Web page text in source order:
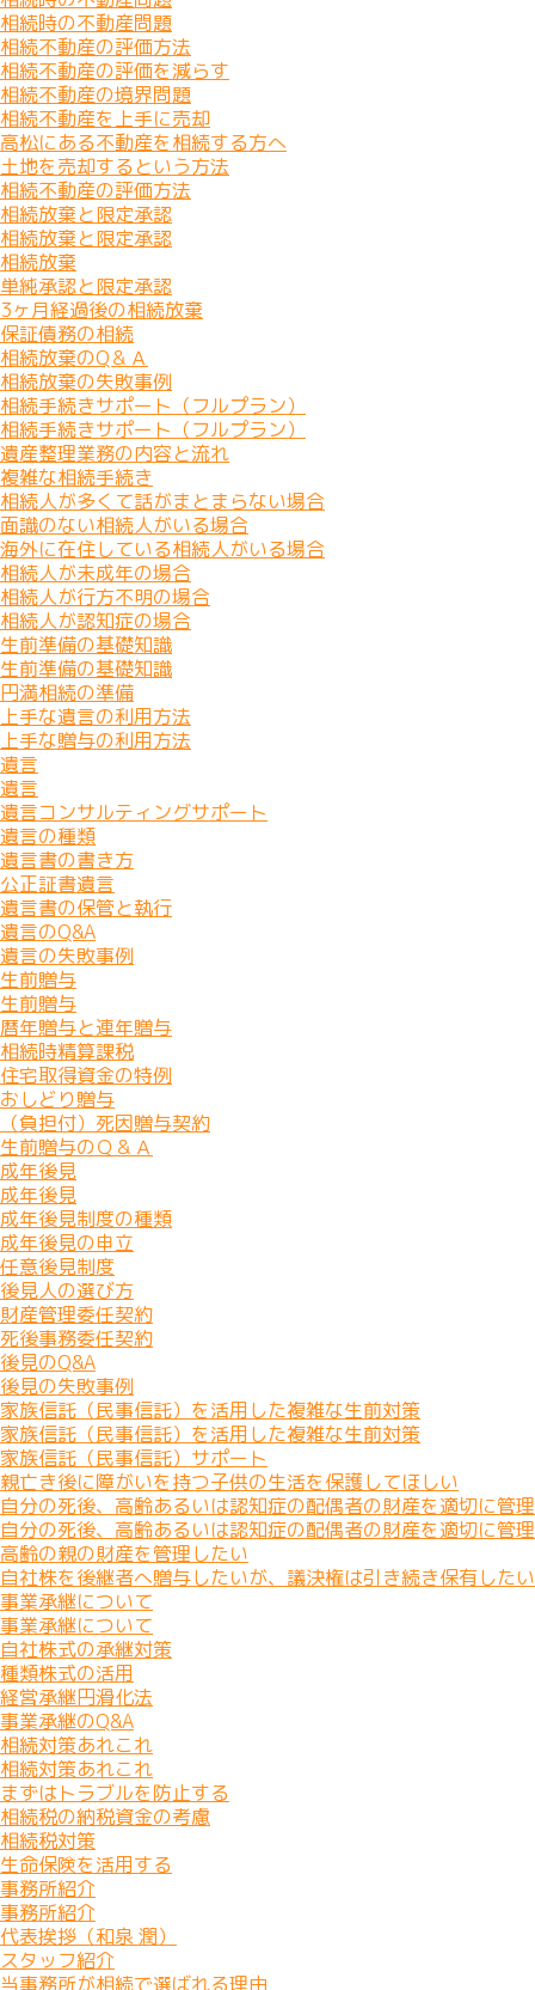
相続時の不動産問題
相続不動産の評価方法
相続不動産の評価を減らす
相続不動産の境界問題
相続不動産を上手に売却
高松にある不動産を相続する方へ
土地を売却するという方法
相続不動産の評価方法
相続放棄と限定承認
相続放棄と限定承認
相続放棄
単純承認と限定承認
3ヶ月経過後の相続放棄
保証債務の相続
相続放棄のQ＆Ａ
相続放棄の失敗事例
相続手続きサポート（フルプラン）
相続手続きサポート（フルプラン）
遺産整理業務の内容と流れ
複雑な相続手続き
相続人が多くて話がまとまらない場合
面識のない相続人がいる場合
海外に在住している相続人がいる場合
相続人が未成年の場合
相続人が行方不明の場合
相続人が認知症の場合
生前準備の基礎知識
生前準備の基礎知識
円満相続の準備
上手な遺言の利用方法
上手な贈与の利用方法
遺言
遺言
遺言コンサルティングサポート
遺言の種類
遺言書の書き方
公正証書遺言
遺言書の保管と執行
遺言のQ&A
遺言の失敗事例
生前贈与
生前贈与
暦年贈与と連年贈与
相続時精算課税
住宅取得資金の特例
おしどり贈与
（負担付）死因贈与契約
生前贈与のＱ＆Ａ
成年後見
成年後見
成年後見制度の種類
成年後見の申立
任意後見制度
後見人の選び方
財産管理委任契約
死後事務委任契約
後見のQ&A
後見の失敗事例
家族信託（民事信託）を活用した複雑な生前対策
家族信託（民事信託）を活用した複雑な生前対策
家族信託（民事信託）サポート
親亡き後に障がいを持つ子供の生活を保護してほしい
自分の死後、高齢あるいは認知症の配偶者の財産を適切に管
自分の死後、高齢あるいは認知症の配偶者の財産を適切に管
高齢の親の財産を管理したい
自社株を後継者へ贈与したいが、議決権は引き続き保有したい
事業承継について
事業承継について
自社株式の承継対策
種類株式の活用
経営承継円滑化法
事業承継のQ&A
相続対策あれこれ
相続対策あれこれ
まずはトラブルを防止する
相続税の納税資金の考慮
相続税対策
生命保険を活用する
事務所紹介
事務所紹介
代表挨拶（和泉 潤）
スタッフ紹介
当事務所が相続で選ばれる理由